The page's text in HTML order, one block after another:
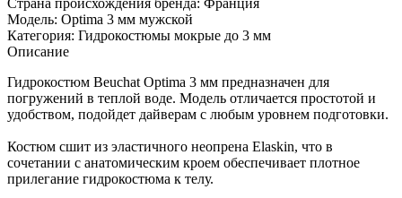
Страна происхождения бренда: Франция
Модель: Optima 3 мм мужской
Категория: Гидрокостюмы мокрые до 3 мм
Описание
Гидрокостюм Beuchat Optima 3 мм предназначен для
погружений в теплой воде. Модель отличается простотой и
удобством, подойдет дайверам с любым уровнем подготовки.
Костюм сшит из эластичного неопрена Elaskin, что в
сочетании с анатомическим кроем обеспечивает плотное
прилегание гидрокостюма к телу.